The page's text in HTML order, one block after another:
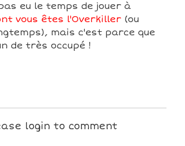
eu le temps de jouer à
vous êtes l'Overkiller (ou
mais c'est parce que
de très occupé !
login to comment